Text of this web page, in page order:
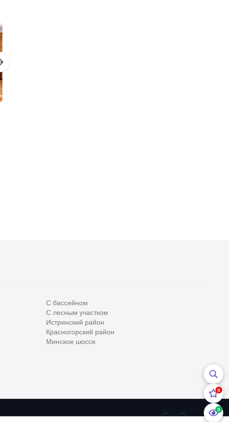
С бассейном
С лесным участком
Истринский район
Красногорский район
Минское шоссе
0
0
Все
Сегодня